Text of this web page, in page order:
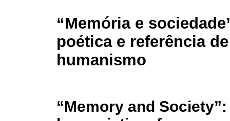
“Memória e
poética e referência de
humanismo
“Memory and